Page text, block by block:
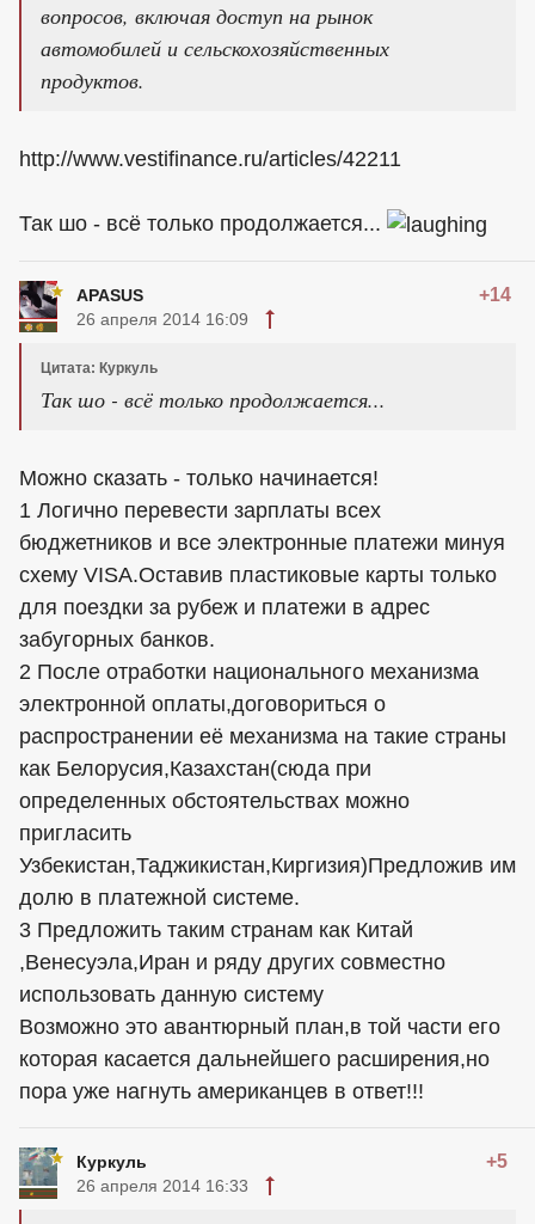
вопросов, включая доступ на рынок
автомобилей и сельскохозяйственных
продуктов.
http://www.vestifinance.ru/articles/42211
Так шо - всё только продолжается...
APASUS +14
26 апреля 2014 16:09
Цитата: Куркуль
Так шо - всё только продолжается...
Можно сказать - только начинается!
1 Логично перевести зарплаты всех
бюджетников и все электронные платежи минуя
схему VISA.Оставив пластиковые карты только
для поездки за рубеж и платежи в адрес
забугорных банков.
2 После отработки национального механизма
электронной оплаты,договориться о
распространении её механизма на такие страны
как Белорусия,Казахстан(сюда при
определенных обстоятельствах можно
пригласить
Узбекистан,Таджикистан,Киргизия)Предложив им
долю в платежной системе.
3 Предложить таким странам как Китай
,Венесуэла,Иран и ряду других совместно
использовать данную систему
Возможно это авантюрный план,в той части его
которая касается дальнейшего расширения,но
пора уже нагнуть американцев в ответ!!!
Куркуль +5
26 апреля 2014 16:33